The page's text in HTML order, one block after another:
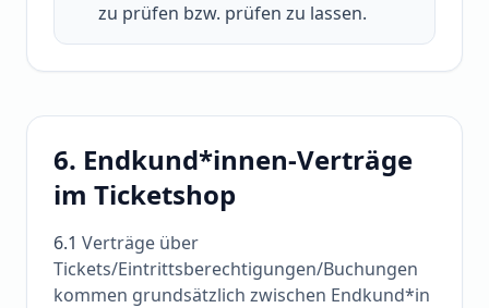
zu prüfen bzw. prüfen zu lassen.
6. Endkund*innen-Verträge
im Ticketshop
6.1 Verträge über
Tickets/Eintrittsberechtigungen/Buchungen
kommen grundsätzlich zwischen Endkund*in